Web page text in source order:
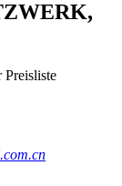
Preisliste